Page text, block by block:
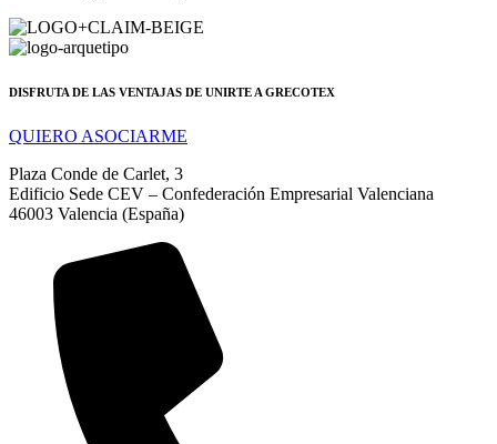
DISFRUTA DE LAS VENTAJAS DE UNIRTE A GRECOTEX
QUIERO ASOCIARME
Plaza Conde de Carlet, 3
Edificio Sede CEV – Confederación Empresarial Valenciana
46003 Valencia (España)